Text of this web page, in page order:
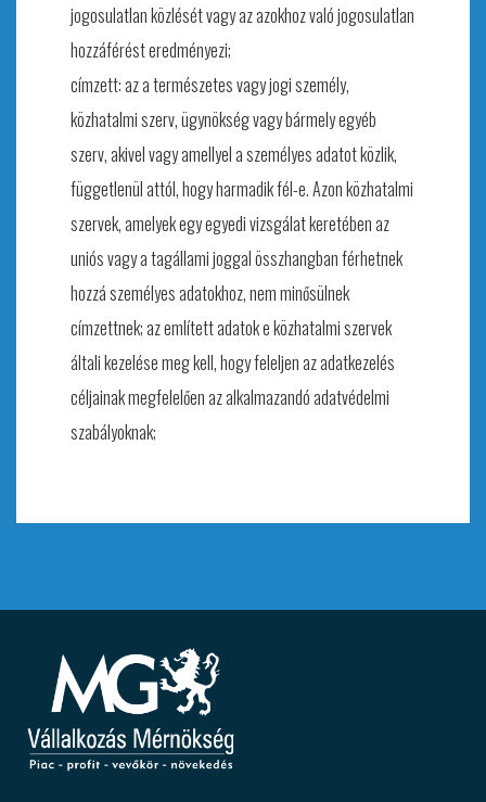
jogosulatlan közlését vagy az azokhoz való jogosulatlan
hozzáférést eredményezi;
címzett: az a természetes vagy jogi személy,
közhatalmi szerv, ügynökség vagy bármely egyéb
szerv, akivel vagy amellyel a személyes adatot közlik,
függetlenül attól, hogy harmadik fél-e. Azon közhatalmi
szervek, amelyek egy egyedi vizsgálat keretében az
uniós vagy a tagállami joggal összhangban férhetnek
hozzá személyes adatokhoz, nem minősülnek
címzettnek; az említett adatok e közhatalmi szervek
általi kezelése meg kell, hogy feleljen az adatkezelés
céljainak megfelelően az alkalmazandó adatvédelmi
szabályoknak;